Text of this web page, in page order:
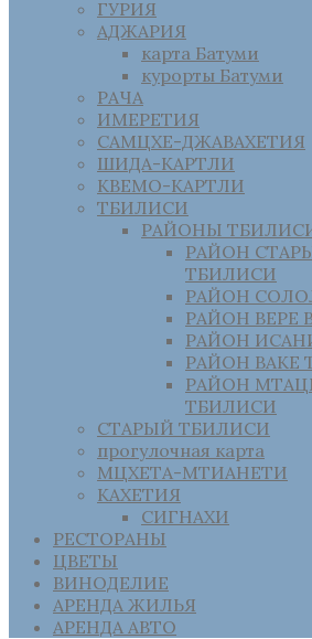
ГУРИЯ
АДЖАРИЯ
карта Батуми
курорты Батуми
РАЧА
ИМЕРЕТИЯ
САМЦХЕ-ДЖАВАХЕТИЯ
ШИДА-КАРТЛИ
КВЕМО-КАРТЛИ
ТБИЛИСИ
РАЙОНЫ
РАЙОН
ТБИЛИСИ
РАЙОН
РАЙОН ВЕРЕ
РАЙОН
РАЙОН ВАКЕ
РАЙОН
ТБИЛИСИ
СТАРЫЙ ТБИЛИСИ
прогулочная карта
МЦХЕТА-МТИАНЕТИ
КАХЕТИЯ
СИГНАХИ
РЕСТОРАНЫ
ЦВЕТЫ
ВИНОДЕЛИЕ
АРЕНДА ЖИЛЬЯ
АРЕНДА АВТО